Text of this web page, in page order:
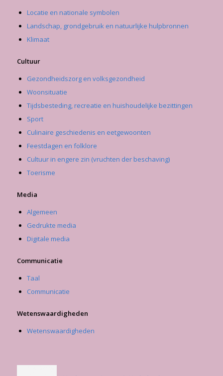
Locatie en nationale symbolen
Landschap, grondgebruik en natuurlijke hulpbronnen
Klimaat
Cultuur
Gezondheidszorg en volksgezondheid
Woonsituatie
Tijdsbesteding, recreatie en huishoudelijke bezittingen
Sport
Culinaire geschiedenis en eetgewoonten
Feestdagen en folklore
Cultuur in engere zin (vruchten der beschaving)
Toerisme
Media
Algemeen
Gedrukte media
Digitale media
Communicatie
Taal
Communicatie
Wetenswaardigheden
Wetenswaardigheden